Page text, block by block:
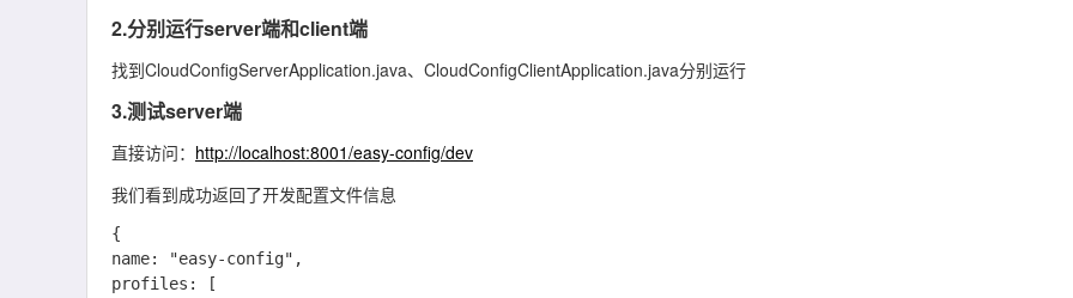
2.分别运行server端和client端
找到CloudConfigServerApplication.java、CloudConfigClientApplication.java分别运行
3.测试server端
直接访问： http://localhost:8001/easy-config/dev
我们看到成功返回了开发配置文件信息
{
name: "easy-config",
profiles: [